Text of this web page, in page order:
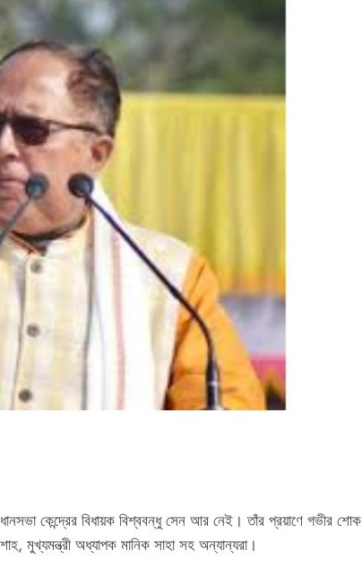
কেন্দ্রের বিধায়ক বিশ্ববন্ধু সেন আর নেই। তাঁর প্রয়াণে গভীর শোক
মুখ্যমন্ত্রী অধ্যাপক মানিক সাহা সহ অন্যান্যরা।